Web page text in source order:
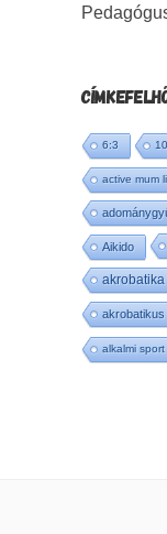
6:3
active mum
Aikido
akrobatika
akrobatikus
alkalmi sport